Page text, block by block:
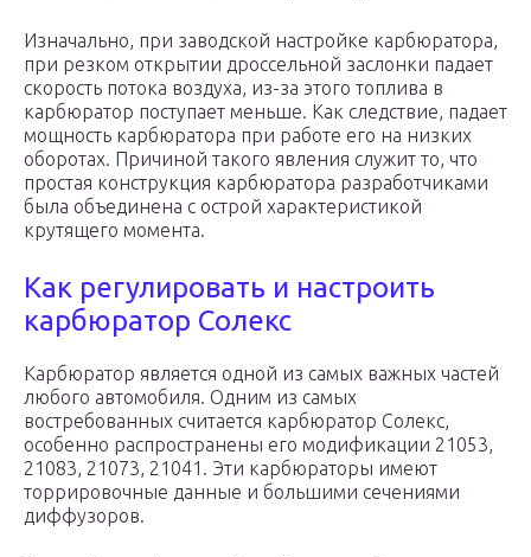
Изначально, при заводской настройке карбюратора,
при резком открытии дроссельной заслонки падает
скорость потока воздуха, из-за этого топлива в
карбюратор поступает меньше. Как следствие, падает
мощность карбюратора при работе его на низких
оборотах. Причиной такого явления служит то, что
простая конструкция карбюратора разработчиками
была объединена с острой характеристикой
крутящего момента.
Как регулировать и настроить
карбюратор Солекс
Карбюратор является одной из самых важных частей
любого автомобиля. Одним из самых
востребованных считается карбюратор Солекс,
особенно распространены его модификации 21053,
21083, 21073, 21041. Эти карбюраторы имеют
торрировочные данные и большими сечениями
диффузоров.